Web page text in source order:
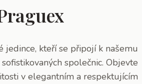
jedince, kteří se připojí k našemu
společnic. Objevte
v elegantním a respektujícím